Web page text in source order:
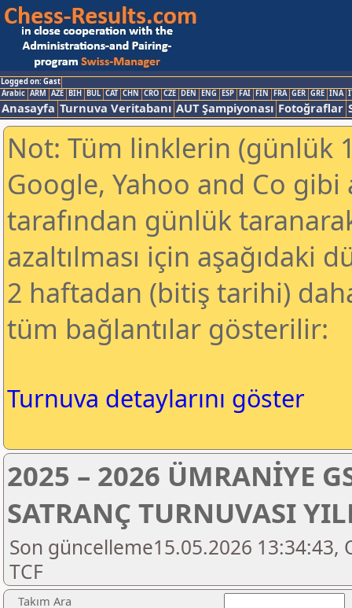
Logged on: Gast
Arabic ARM AZE BIH BUL CAT CHN CRO CZE DEN ENG ESP FAI FIN FRA GER GRE INA
Anasayfa Turnuva Veritabanı AUT Şampiyonası Fotoğraflar
Not: Tüm linklerin (günlük
Google, Yahoo and Co
tarafından günlük
azaltılması için aşağıdaki
2 haftadan (bitiş tarihi)
tüm bağlantılar gösterilir:
Turnuva detaylarını göster
2025 – 2026 ÜMRANİYE
SATRANÇ TURNUVASI
Son güncelleme15.05.2026
TCF
Takım Ara